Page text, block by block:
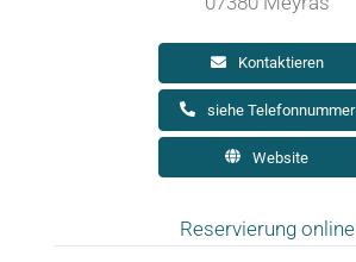
Kontaktieren
siehe Telefonnummer
Website
Reservierung online